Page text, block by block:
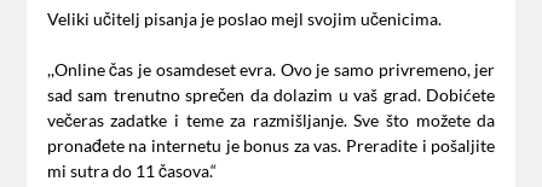
Veliki učitelj pisanja je poslao mejl svojim učenicima.
,,Online čas je osamdeset evra. Ovo je samo privremeno, jer
sad sam trenutno sprečen da dolazim u vaš grad. Dobićete
večeras zadatke i teme za razmišljanje. Sve što možete da
pronađete na internetu je bonus za vas. Preradite i pošaljite
mi sutra do 11 časova.“